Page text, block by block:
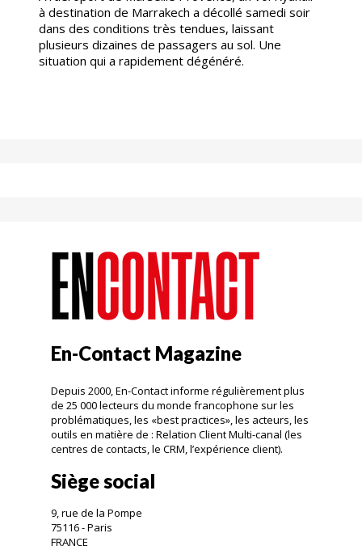
à destination de Marrakech a décollé samedi soir
dans des conditions très tendues, laissant
plusieurs dizaines de passagers au sol. Une
situation qui a rapidement dégénéré.
En-Contact Magazine
Depuis 2000, En-Contact informe régulièrement plus
de 25 000 lecteurs du monde francophone sur les
problématiques, les «best practices», les acteurs, les
outils en matière de : Relation Client Multi-canal (les
centres de contacts, le CRM, l’expérience client).
Siège social
9, rue de la Pompe
75116 - Paris
FRANCE